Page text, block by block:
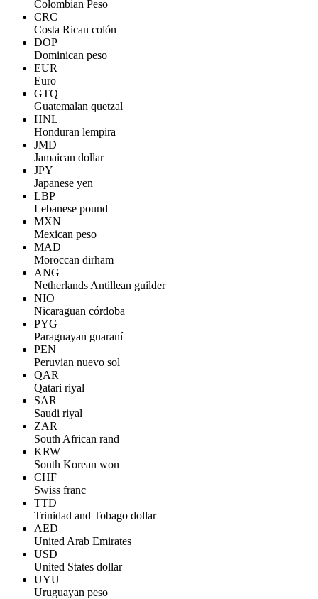
Colombian Peso
CRC
Costa Rican colón
DOP
Dominican peso
EUR
Euro
GTQ
Guatemalan quetzal
HNL
Honduran lempira
JMD
Jamaican dollar
JPY
Japanese yen
LBP
Lebanese pound
MXN
Mexican peso
MAD
Moroccan dirham
ANG
Netherlands Antillean guilder
NIO
Nicaraguan córdoba
PYG
Paraguayan guaraní
PEN
Peruvian nuevo sol
QAR
Qatari riyal
SAR
Saudi riyal
ZAR
South African rand
KRW
South Korean won
CHF
Swiss franc
TTD
Trinidad and Tobago dollar
AED
United Arab Emirates
USD
United States dollar
UYU
Uruguayan peso